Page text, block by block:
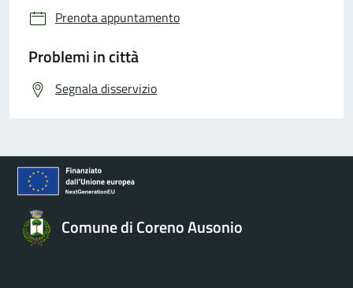
Prenota appuntamento
Problemi in città
Segnala disservizio
Comune di Coreno Ausonio